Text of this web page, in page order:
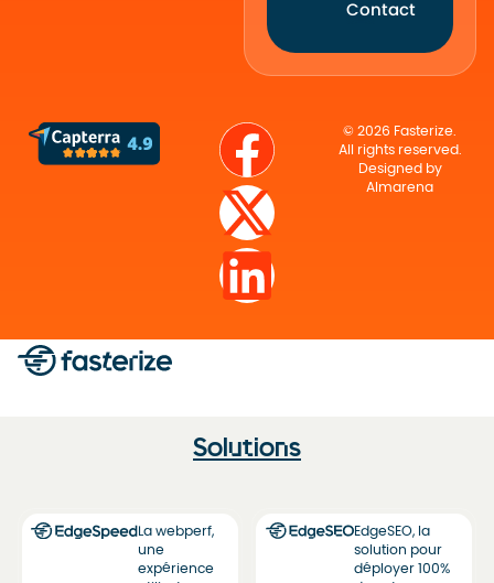
Contact
© 2026 Fasterize.
All rights reserved.
Designed by
Almarena
Solutions
La webperf,
une
expérience
EdgeSEO, la
solution pour
déployer 100%